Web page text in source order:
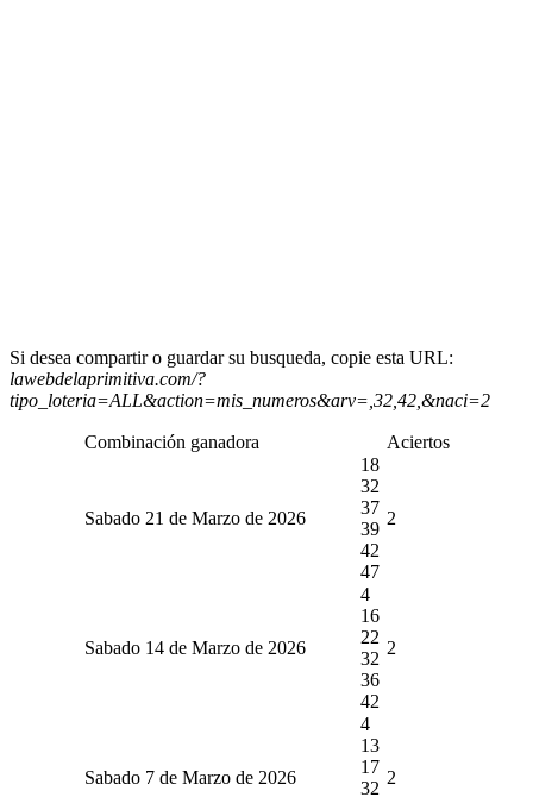
Si desea compartir o guardar su busqueda, copie esta URL:
lawebdelaprimitiva.com/?
tipo_loteria=ALL&action=mis_numeros&arv=,32,42,&naci=2
Combinación ganadora Aciertos
Sabado 21 de Marzo de 2026
18
32
37
39
42
47
2
Sabado 14 de Marzo de 2026
4
16
22
32
36
42
2
Sabado 7 de Marzo de 2026
4
13
17
32
2